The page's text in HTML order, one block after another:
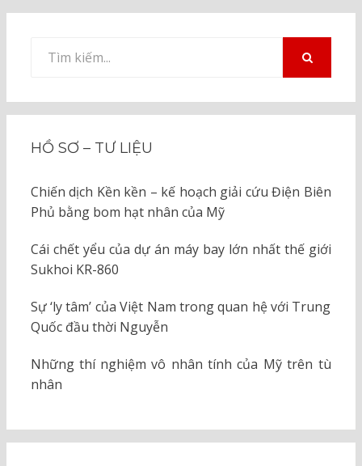
kiếm
HỒ SƠ – TƯ LIỆU
Chiến dịch Kền kền – kế hoạch giải cứu Điện Biên
Phủ bằng bom hạt nhân của Mỹ
Cái chết yểu của dự án máy bay lớn nhất thế giới
Sukhoi KR-860
Sự ‘ly tâm’ của Việt Nam trong quan hệ với Trung
Quốc đầu thời Nguyễn
Những thí nghiệm vô nhân tính của Mỹ trên tù
nhân